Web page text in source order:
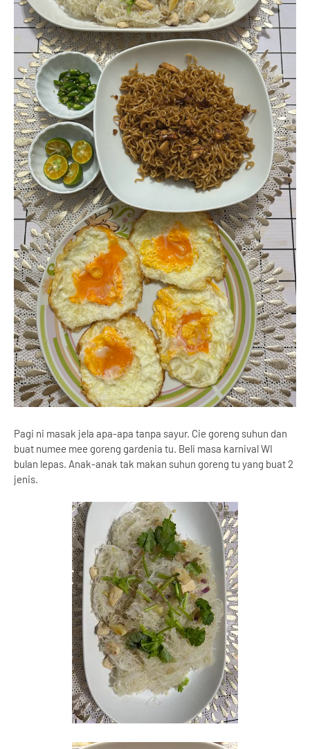
Pagi ni masak jela apa-apa tanpa sayur. Cie goreng suhun dan
buat numee mee goreng gardenia tu. Beli masa karnival WI
bulan lepas. Anak-anak tak makan suhun goreng tu yang buat 2
jenis.